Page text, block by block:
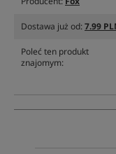
Dostawa już od:7.99
Poleć ten produkt
znajomym: